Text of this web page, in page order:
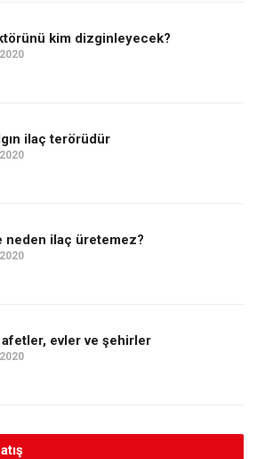
kim dizginleyecek?
ilaç terörüdür
neden ilaç üretemez?
afetler, evler ve şehirler